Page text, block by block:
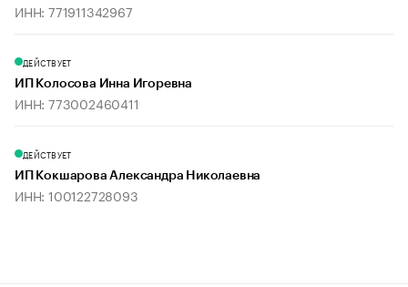
ИНН: 771911342967
ДЕЙСТВУЕТ
ИП Колосова Инна Игоревна
ИНН: 773002460411
ДЕЙСТВУЕТ
ИП Кокшарова Александра Николаевна
ИНН: 100122728093